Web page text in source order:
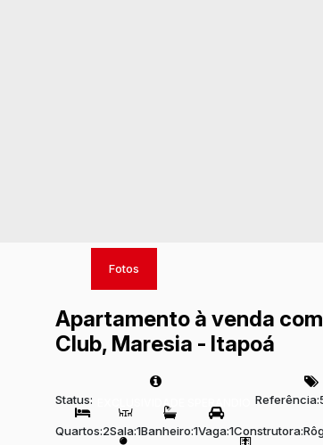
Fotos
Apartamento à venda
Club, Maresia - Itapoá
Status: EXCLUSIVIDADE SPERANDIO Referência:
Quartos:2Sala:1Banheiro:1Vaga:1Construtora: